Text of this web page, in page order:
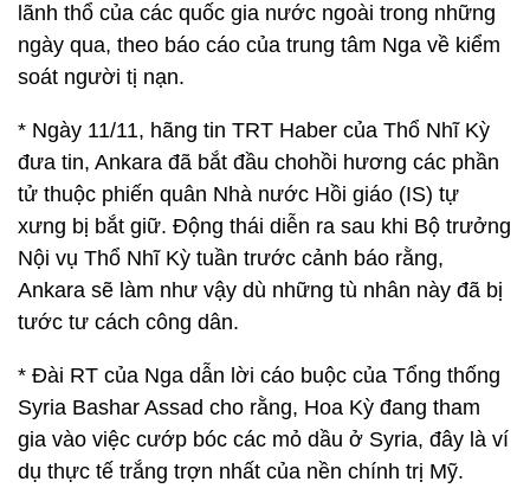
lãnh thổ của các quốc gia nước ngoài trong những
ngày qua, theo báo cáo của trung tâm Nga về kiểm
soát người tị nạn.
* Ngày 11/11, hãng tin TRT Haber của Thổ Nhĩ Kỳ
đưa tin, Ankara đã bắt đầu chohồi hương các phần
tử thuộc phiến quân Nhà nước Hồi giáo (IS) tự
xưng bị bắt giữ. Động thái diễn ra sau khi Bộ trưởng
Nội vụ Thổ Nhĩ Kỳ tuần trước cảnh báo rằng,
Ankara sẽ làm như vậy dù những tù nhân này đã bị
tước tư cách công dân.
* Đài RT của Nga dẫn lời cáo buộc của Tổng thống
Syria Bashar Assad cho rằng, Hoa Kỳ đang tham
gia vào việc cướp bóc các mỏ dầu ở Syria, đây là ví
dụ thực tế trắng trợn nhất của nền chính trị Mỹ.